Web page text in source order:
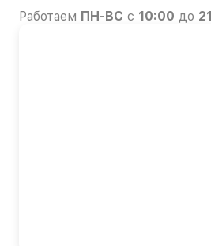
Работаем ПН-ВС с 10:00 до